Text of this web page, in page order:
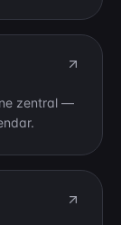
zentral —